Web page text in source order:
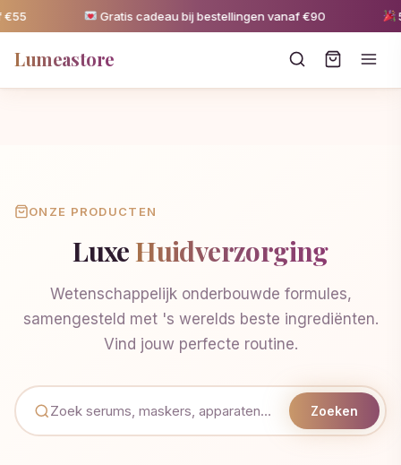
Gratis cadeau bij bestellingen vanaf €90
Lumeastore
ONZE PRODUCTEN
LuxeHuidverzorging
Wetenschappelijk onderbouwde formules,
samengesteld met 's werelds beste ingrediënten.
Vind jouw perfecte routine.
Zoeken